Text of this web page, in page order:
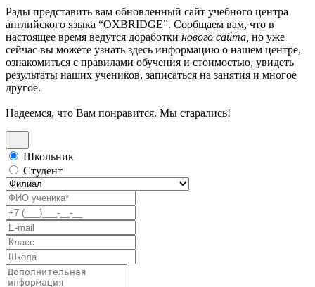
Рады представить вам обновленный сайт учебного центра
английского языка “OXBRIDGE”. Сообщаем вам, что в
настоящее время ведутся доработки нового сайта, но уже
сейчас вы можете узнать здесь информацию о нашем центре,
ознакомиться с правилами обучения и стоимостью, увидеть
результаты наших учеников, записаться на занятия и многое
другое.
Надеемся, что Вам понравится. Мы старались!
Школьник
Студент